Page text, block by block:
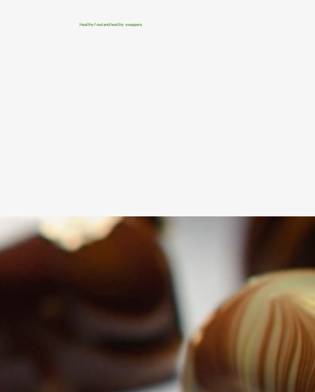
Healthy food and healthy swappers